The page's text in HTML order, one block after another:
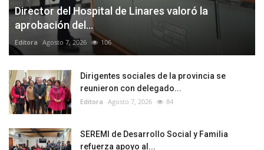
Director del Hospital de Linares valoró la
aprobación del...
Editora Agosto 7, 2026 106
Dirigentes sociales de la provincia se
reunieron con delegado...
Editora Agosto 7, 2026 84
SEREMI de Desarrollo Social y Familia
refuerza apoyo al...